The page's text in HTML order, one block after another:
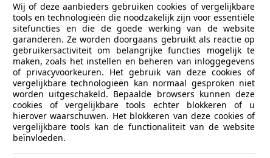
Wij of deze aanbieders gebruiken cookies of vergelijkbare
tools en technologieën die noodzakelijk zijn voor essentiële
sitefuncties en die de goede werking van de website
garanderen. Ze worden doorgaans gebruikt als reactie op
gebruikersactiviteit om belangrijke functies mogelijk te
maken, zoals het instellen en beheren van inloggegevens
of privacyvoorkeuren. Het gebruik van deze cookies of
vergelijkbare technologieën kan normaal gesproken niet
worden uitgeschakeld. Bepaalde browsers kunnen deze
cookies of vergelijkbare tools echter blokkeren of u
hierover waarschuwen. Het blokkeren van deze cookies of
vergelijkbare tools kan de functionaliteit van de website
beïnvloeden.